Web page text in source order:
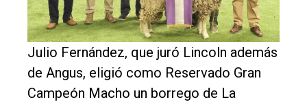
Int.
General
Política
Cultura
Julio Fernández, que juró Lincoln además
de Angus, eligió como Reservado Gran
Campeón Macho un borrego de La